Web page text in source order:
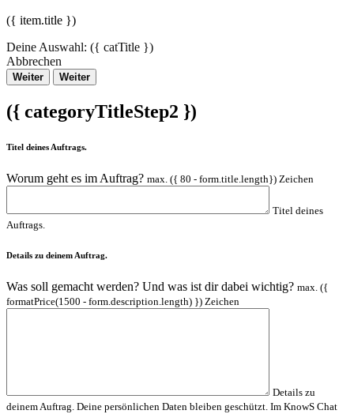
({ item.title })
Deine Auswahl: ({ catTitle })
Abbrechen
Weiter Weiter
({ categoryTitleStep2 })
Titel deines Auftrags.
Worum geht es im Auftrag? max. ({ 80 - form.title.length}) Zeichen
Titel deines
Auftrags.
Details zu deinem Auftrag.
Was soll gemacht werden? Und was ist dir dabei wichtig? max. ({
formatPrice(1500 - form.description.length) }) Zeichen
Details zu
deinem Auftrag. Deine persönlichen Daten bleiben geschützt. Im KnowS Chat